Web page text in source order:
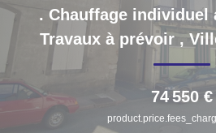
Estimer
Estimation En
Biens
NOS
. Chauffage individuel
Travaux à prévoir,
74 550 €